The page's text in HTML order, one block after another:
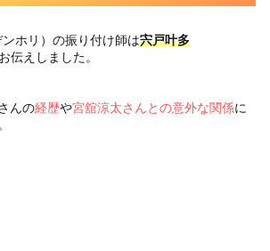
ンホリ）の振り付け師は宍戸叶多
伝えしました。
んの経歴や宮舘涼太さんとの意外な関係に